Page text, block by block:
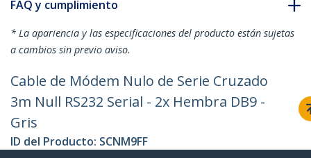
FAQ y cumplimiento
* La apariencia y las especificaciones del producto están sujetas
a cambios sin previo aviso.
Cable de Módem Nulo de Serie Cruzado
3m Null RS232 Serial - 2x Hembra DB9 -
Gris
ID del Producto: SCNM9FF